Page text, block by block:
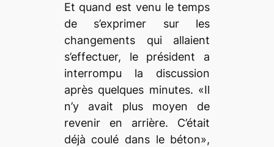
Et quand est venu le temps
de s’exprimer sur les
changements qui allaient
s’effectuer, le président a
interrompu la discussion
après quelques minutes. «Il
n’y avait plus moyen de
revenir en arrière. C’était
déjà coulé dans le béton»,